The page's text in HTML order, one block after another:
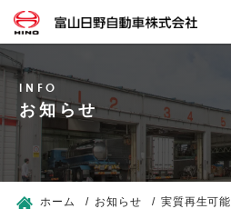
お知らせ
ホーム お知らせ 実質再生可